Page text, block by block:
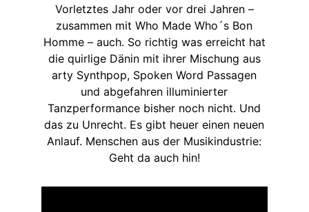
Vorletztes Jahr oder vor drei Jahren –
zusammen mit Who Made Who´s Bon
Homme – auch. So richtig was erreicht hat
die quirlige Dänin mit ihrer Mischung aus
arty Synthpop, Spoken Word Passagen
und abgefahren illuminierter
Tanzperformance bisher noch nicht. Und
das zu Unrecht. Es gibt heuer einen neuen
Anlauf. Menschen aus der Musikindustrie:
Geht da auch hin!